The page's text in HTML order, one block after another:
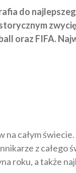
do
oraz FIFA.
całym
z całego
roku, a także